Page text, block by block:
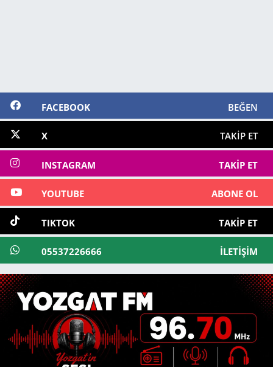
FACEBOOK BEĞEN
X TAKIP ET
INSTAGRAM TAKIP ET
YOUTUBE ABONE OL
TIKTOK TAKIP ET
05537226666 İLETIŞIM